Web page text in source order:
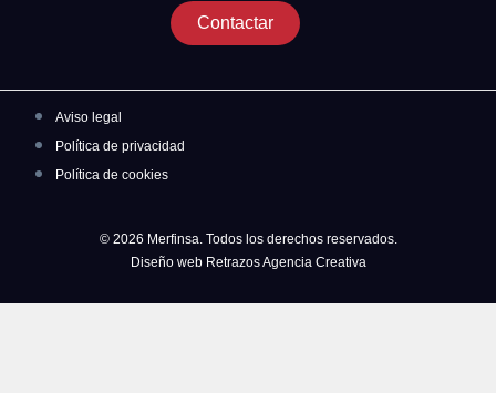
Contactar
Aviso legal
Política de privacidad
Política de cookies
© 2026 Merfinsa. Todos los derechos reservados.
Diseño web Retrazos Agencia Creativa